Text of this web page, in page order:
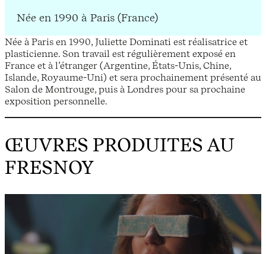
Née en 1990 à Paris (France)
Née à Paris en 1990, Juliette Dominati est réalisatrice et
plasticienne. Son travail est régulièrement exposé en
France et à l’étranger (Argentine, États-Unis, Chine,
Islande, Royaume-Uni) et sera prochainement présenté au
Salon de Montrouge, puis à Londres pour sa prochaine
exposition personnelle.
ŒUVRES PRODUITES AU
FRESNOY